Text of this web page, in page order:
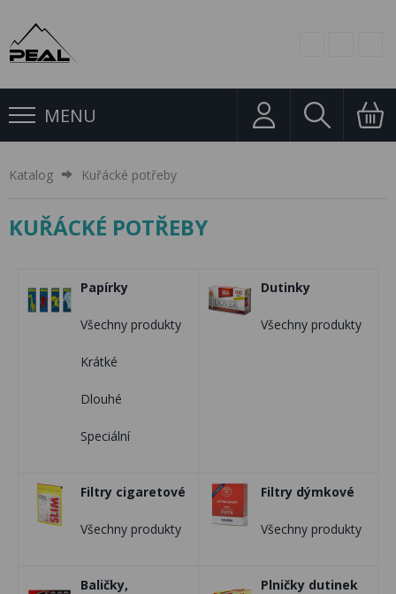
MENU
Katalog Kuřácké potřeby
KUŘÁCKÉ POTŘEBY
Papírky
Všechny produkty
Krátké
Dlouhé
Speciální
Dutinky
Všechny produkty
Filtry cigaretové
Všechny produkty
Filtry dýmkové
Všechny produkty
Baličky,
Plničky dutinek